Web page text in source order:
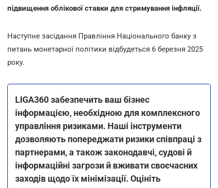
підвищення облікової ставки для стримування інфляції.
Наступне засідання Правління Національного банку з
питань монетарної політики відбудеться 6 березня 2025
року.
LIGA360 забезпечить ваш бізнес
інформацією, необхідною для комплексного
управління ризиками. Наші інструменти
дозволяють попереджати ризики співпраці з
партнерами, а також законодавчі, судові й
інформаційні загрози й вживати своєчасних
заходів щодо їх мінімізації. Оцініть